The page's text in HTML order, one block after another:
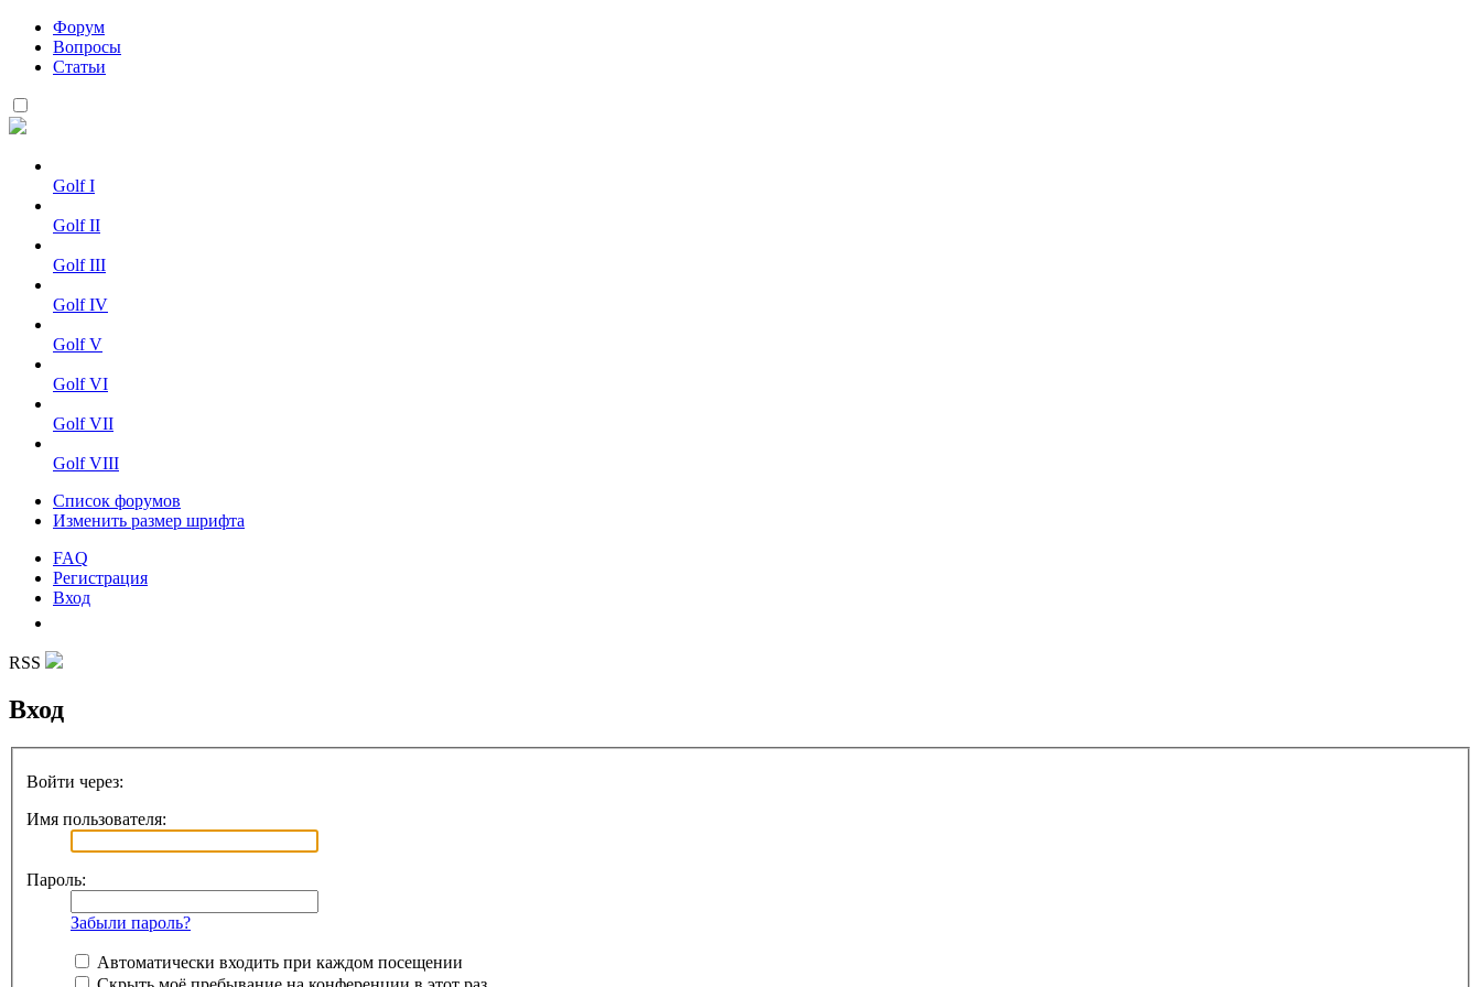
Форум
Вопросы
Статьи
Golf I
Golf II
Golf III
Golf IV
Golf V
Golf VI
Golf VII
Golf VIII
Список форумов
Изменить размер шрифта
FAQ
Регистрация
Вход
RSS
Вход
Войти через:
Имя пользователя:
Пароль:
Забыли пароль?
Автоматически входить при каждом посещении